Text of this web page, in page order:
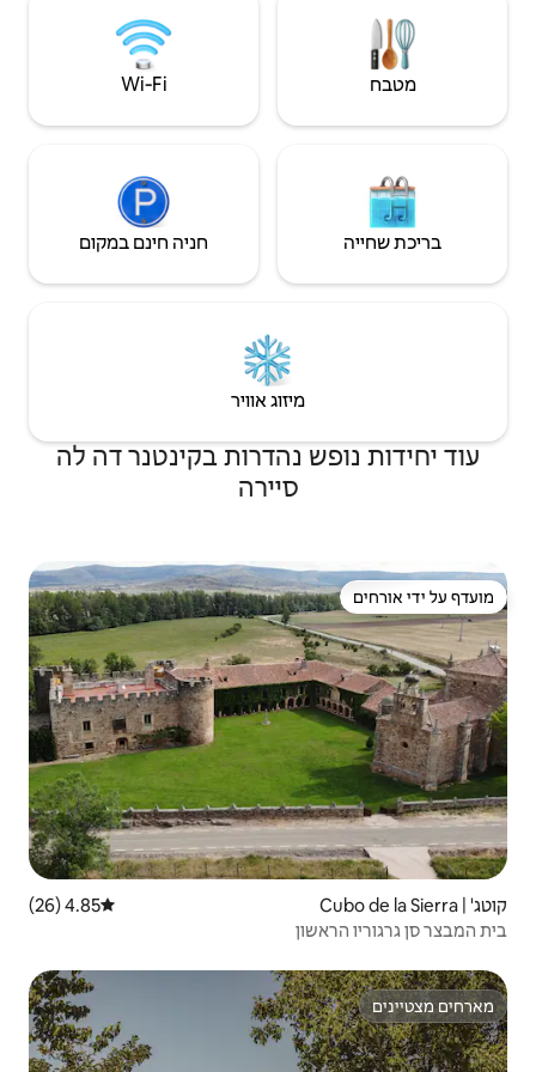
Wi‑Fi
חניה חינם במקום
בקינטנר דה לה
דירוג ממוצע של 4.85 מתוך 5, 26 ביקורות
4.85 (26)